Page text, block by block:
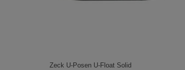
Zeck U-Posen U-Float Solid